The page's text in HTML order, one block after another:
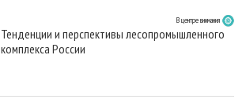
В центре внимания
Тенденции и перспективы лесопромышленного
комплекса России